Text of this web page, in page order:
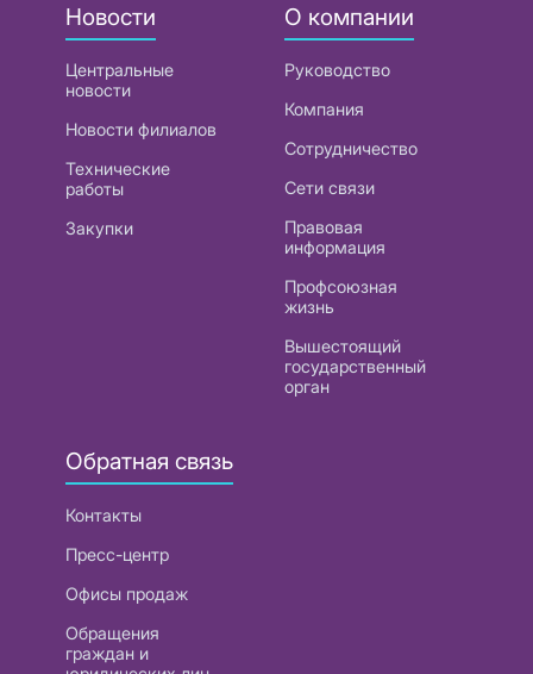
Новости
Центральные
новости
Новости филиалов
Технические
работы
Закупки
О компании
Руководство
Компания
Сотрудничество
Сети связи
Правовая
информация
Профсоюзная
жизнь
Вышестоящий
государственный
орган
Обратная связь
Контакты
Пресс-центр
Офисы продаж
Обращения
граждан и